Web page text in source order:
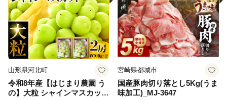
山形県河北町
令和8年産【はじまり農園 う
の】大粒 シャインマスカット
宮崎県都城市
国産豚肉切り落とし5Kg(うま
味加工)_MJ-3647